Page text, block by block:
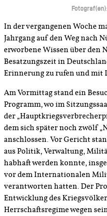
Fotograf(en)
In der vergangenen Woche
Jahrgang auf den Weg nach
erworbene Wissen über den
Besatzungszeit in
Erinnerung zu rufen und mit
Am Vormittag stand ein
Programm, wo im
der
dem sich später noch zwölf
anschlossen. Vor Gericht
aus Politik, Verwaltung,
habhaft werden konnte,
vor dem Internationalen
verantworten hatten. Der
Entwicklung des
Herrschaftsregime wegen